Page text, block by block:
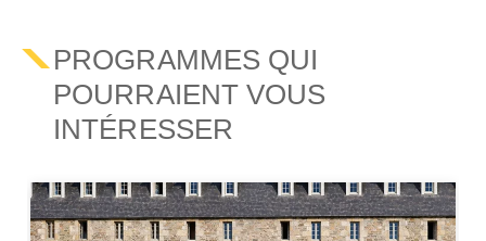
PROGRAMMES QUI
POURRAIENT VOUS
INTÉRESSER